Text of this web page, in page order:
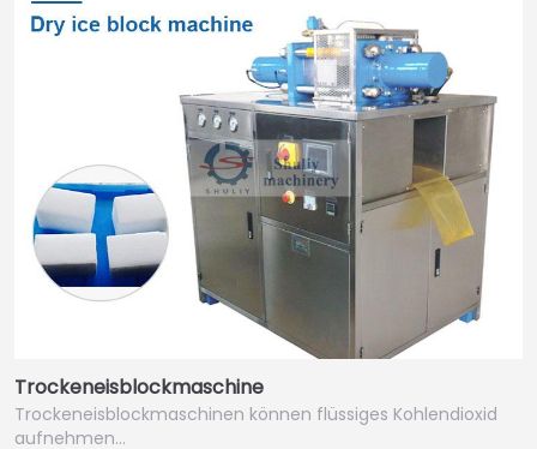
Trockeneisblockmaschine
Trockeneisblockmaschinen können flüssiges Kohlendioxid
aufnehmen…